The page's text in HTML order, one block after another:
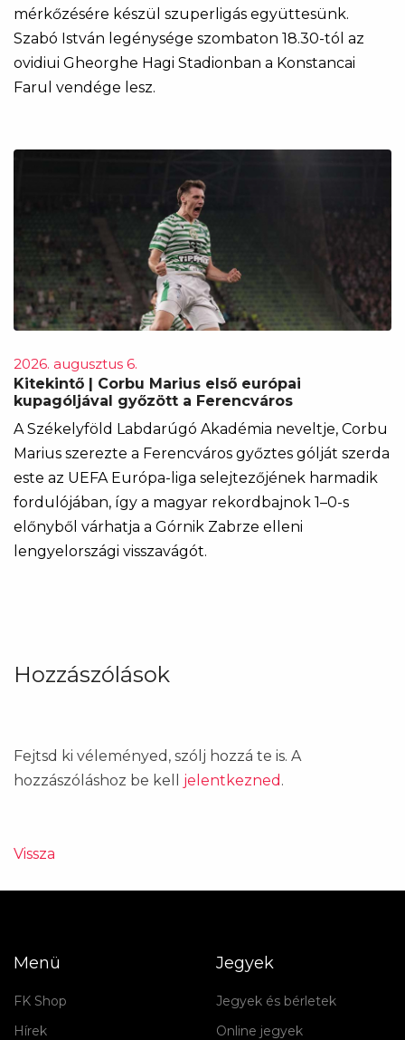
mérkőzésére készül szuperligás együttesünk.
Szabó István legénysége szombaton 18.30-tól az
ovidiui Gheorghe Hagi Stadionban a Konstancai
Farul vendége lesz.
2026. augusztus 6.
Kitekintő | Corbu Marius első európai
kupagóljával győzött a Ferencváros
A Székelyföld Labdarúgó Akadémia neveltje, Corbu
Marius szerezte a Ferencváros győztes gólját szerda
este az UEFA Európa-liga selejtezőjének harmadik
fordulójában, így a magyar rekordbajnok 1–0-s
előnyből várhatja a Górnik Zabrze elleni
lengyelországi visszavágót.
Hozzászólások
Fejtsd ki véleményed, szólj hozzá te is. A
hozzászóláshoz be kell jelentkezned .
Vissza
Menü
FK Shop
Hírek
Jegyek
Jegyek és bérletek
Online jegyek